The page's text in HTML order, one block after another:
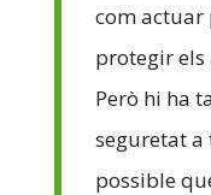
com actuar
protegir els
Però hi ha
seguretat a
possible